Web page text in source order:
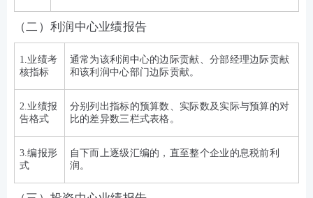
（二）利润中心业绩报告
1.业绩考
核指标
通常为该利润中心的边际贡献、分部经理边际贡献
和该利润中心部门边际贡献。
2.业绩报
告格式
分别列出指标的预算数、实际数及实际与预算的对
比的差异数三栏式表格。
3.编报形
式
自下而上逐级汇编的，直至整个企业的息税前利
润。